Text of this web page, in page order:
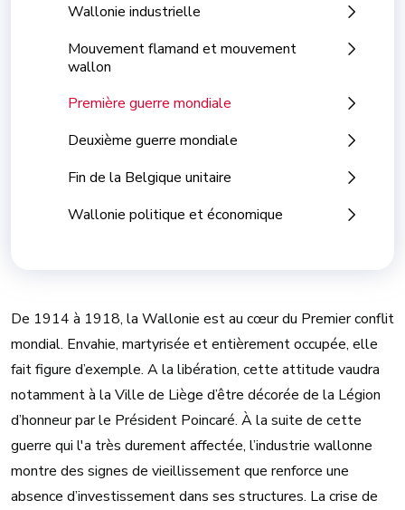
Wallonie industrielle
Mouvement flamand et mouvement
wallon
Première guerre mondiale
Deuxième guerre mondiale
Fin de la Belgique unitaire
Wallonie politique et économique
De 1914 à 1918, la Wallonie est au cœur du Premier conflit
mondial. Envahie, martyrisée et entièrement occupée, elle
fait figure d’exemple. A la libération, cette attitude vaudra
notamment à la Ville de Liège d’être décorée de la Légion
d’honneur par le Président Poincaré. À la suite de cette
guerre qui l'a très durement affectée, l’industrie wallonne
montre des signes de vieillissement que renforce une
absence d’investissement dans ses structures. La crise de